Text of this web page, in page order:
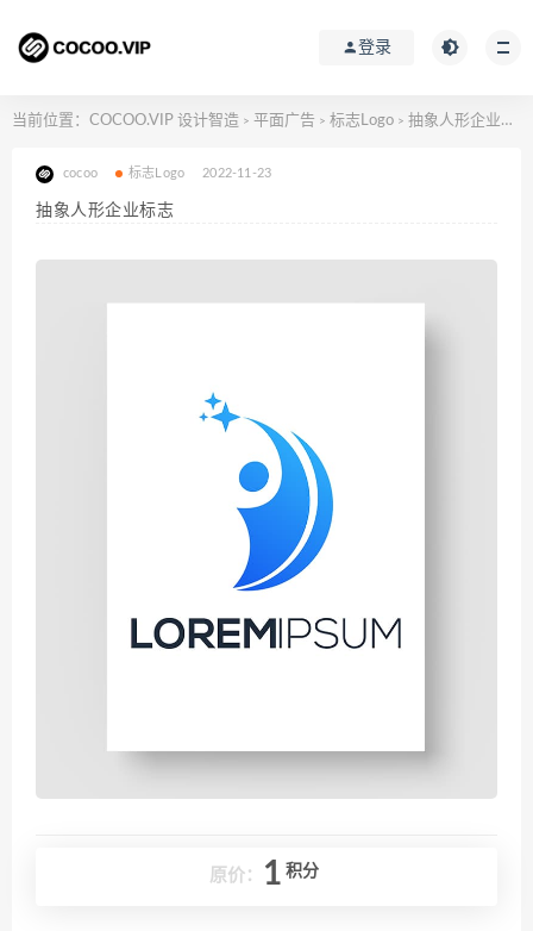
登录
当前位置： COCOO.VIP 设计智造 > 平面广告 > 标志Logo > 抽象人形企业标志
cocoo 标志Logo 2022-11-23
抽象人形企业标志
原价： 1 积分